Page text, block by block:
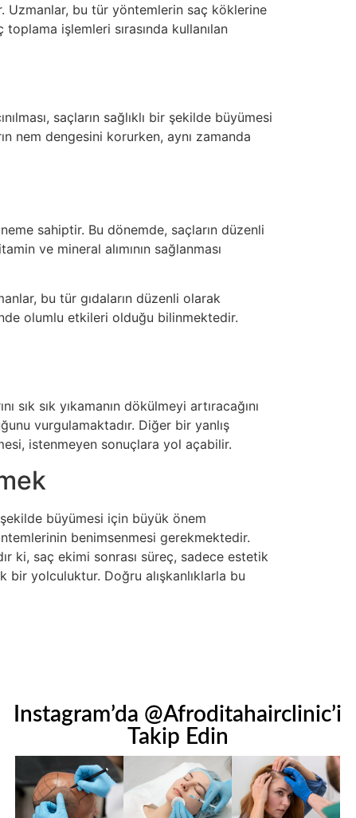
Uzmanlar, bu tür yöntemlerin saç köklerine
işlemleri sırasında kullanılan
saçların sağlıklı bir şekilde büyümesi
nem dengesini korurken, aynı zamanda
sahiptir. Bu dönemde, saçların düzenli
ve mineral alımının sağlanması
bu tür gıdaların düzenli olarak
olumlu etkileri olduğu bilinmektedir.
sık yıkamanın dökülmeyi artıracağını
vurgulamaktadır. Diğer bir yanlış
istenmeyen sonuçlara yol açabilir.
şekilde büyümesi için büyük önem
benimsenmesi gerekmektedir.
ki, saç ekimi sonrası süreç, sadece estetik
bir yolculuktur. Doğru alışkanlıklarla bu
Instagram’da @Afroditahairclinic’i
Takip Edin